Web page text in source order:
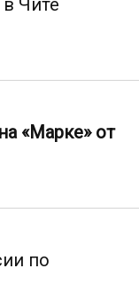
Чите
«Марке» от
по